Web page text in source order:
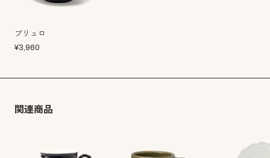
ブリュロ
¥3,960
関連商品